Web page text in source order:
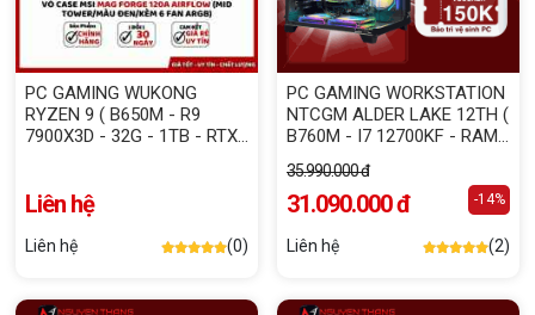
PC GAMING WUKONG
RYZEN 9 ( B650M - R9
7900X3D - 32G - 1TB - RTX
Liên hệ
Liên hệ (0)
PC GAMING WORKSTATION
NTCGM ALDER LAKE 12TH (
B760M - I7 12700KF - RAM
VGA RTX3060 12G )
35.990.000 đ
31.090.000 đ -14%
Liên hệ (2)